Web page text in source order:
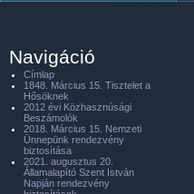
Navigáció
Címlap
1848. Március 15. Tisztelet a
Hősöknek
2012 évi Közhasznúsági
Beszámolók
2018. Március 15. Nemzeti
Ünnepünk rendezvény
biztosítása
2021. augusztus 20.
Államalapító Szent István
Napján rendezvény